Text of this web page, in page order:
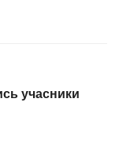
учасники